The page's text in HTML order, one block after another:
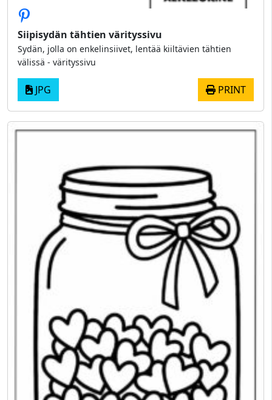
Siipisydän tähtien värityssivu
Sydän, jolla on enkelinsiivet, lentää kiiltävien tähtien
välissä - värityssivu
JPG PRINT